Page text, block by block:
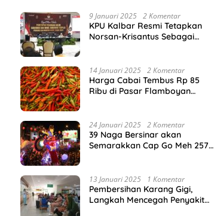
9 Januari 2025 2 Komentar
KPU Kalbar Resmi Tetapkan
Norsan-Krisantus Sebagai
14 Januari 2025 2 Komentar
Harga Cabai Tembus Rp 85
Ribu di Pasar Flamboyan
24 Januari 2025 2 Komentar
39 Naga Bersinar akan
Semarakkan Cap Go Meh 2576
13 Januari 2025 1 Komentar
Pembersihan Karang Gigi,
Langkah Mencegah Penyakit